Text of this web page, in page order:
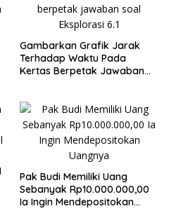
Gambarkan Grafik Jarak
Terhadap Waktu Pada
Kertas Berpetak Jawaban
Pak Budi Memiliki Uang
Sebanyak Rp10.000.000,00
Ia Ingin Mendepositokan